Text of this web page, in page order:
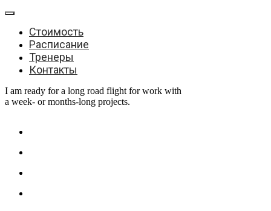
Стоимость
Расписание
Тренеры
Контакты
I am ready for a long road flight for work with
a week- or months-long projects.